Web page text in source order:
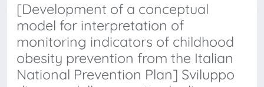
[Development of a conceptual
model for interpretation of
monitoring indicators of childhood
obesity prevention from the Italian
National Prevention Plan] Sviluppo